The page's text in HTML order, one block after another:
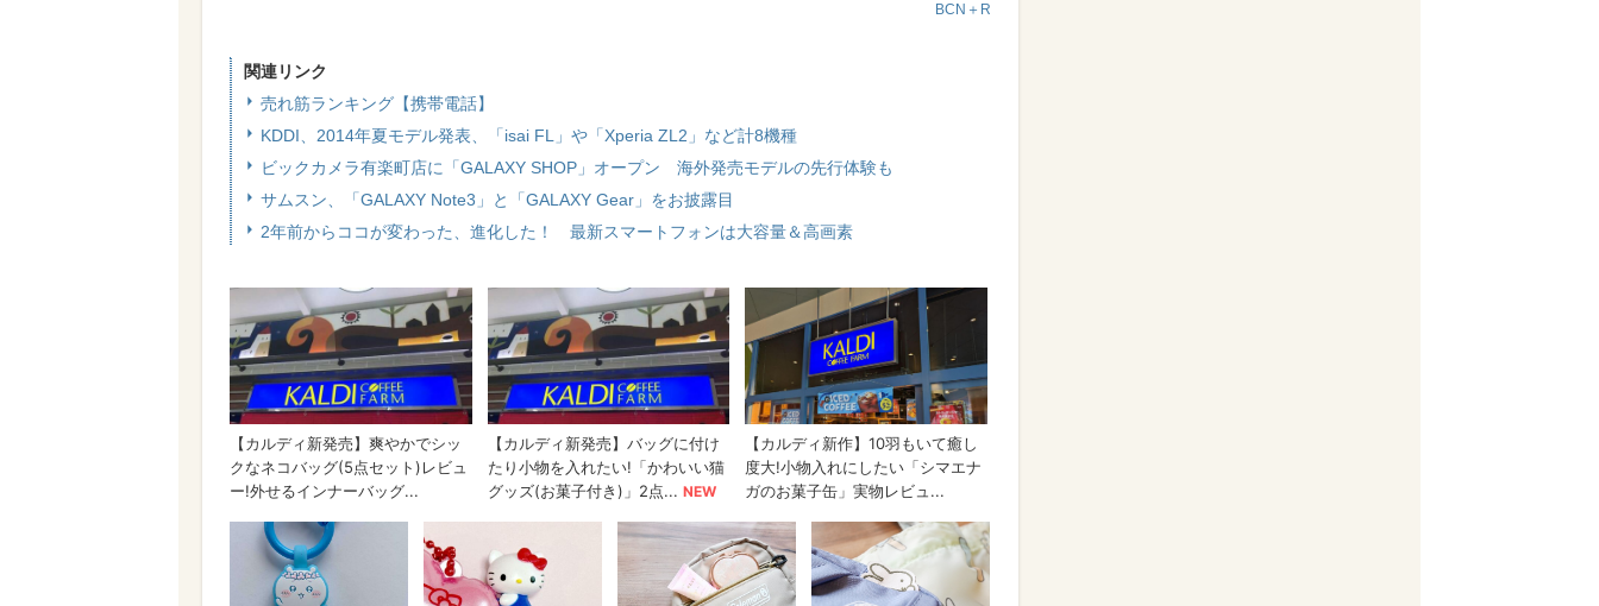
BCN＋R
関連リンク
売れ筋ランキング【携帯電話】
KDDI、2014年夏モデル発表、「isai FL」や「Xperia ZL2」など計8機種
ビックカメラ有楽町店に「GALAXY SHOP」オープン 海外発売モデルの先行体験も
サムスン、「GALAXY Note3」と「GALAXY Gear」をお披露目
2年前からココが変わった、進化した！ 最新スマートフォンは大容量＆高画素